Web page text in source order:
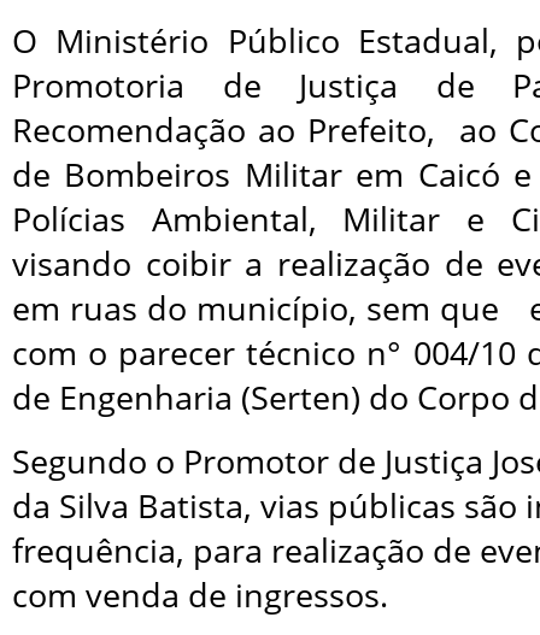
O Ministério Público Estadual,
Promotoria de Justiça de
Recomendação ao Prefeito, ao
de Bombeiros Militar em Caicó
Polícias Ambiental, Militar e
visando coibir a realização de
em ruas do município, sem que
com o parecer técnico n° 004/10
de Engenharia (Serten) do Corpo
Segundo o Promotor de Justiça
da Silva Batista, vias públicas são
frequência, para realização de
com venda de ingressos.